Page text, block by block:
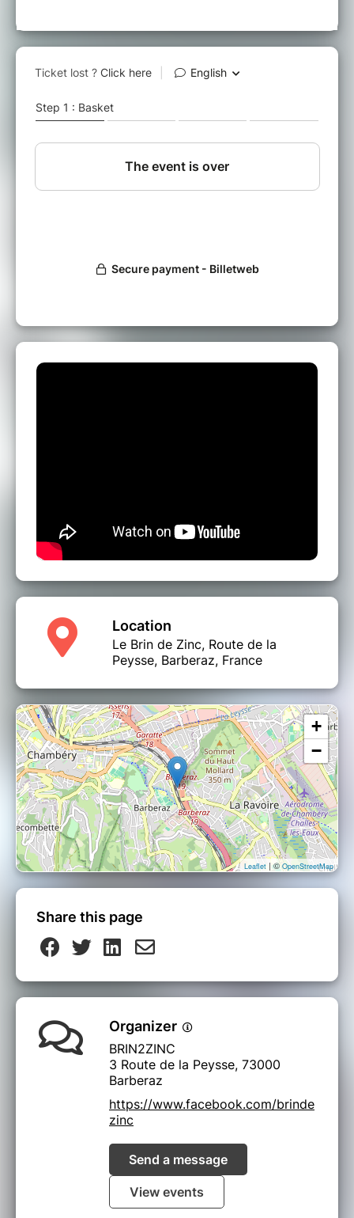
vous invitent à venir costumé.e.s (dark, pagan,
witch, médiéval, viking…), si vous en avez
ᚠ EIHWAR (Viking War Trance)
Le « Carpenter Brut de la musique viking » !
Déjà annoncé au Hellfest et signé par Season
festivals. Et pour cause, Eihwar, c’est le
ᚠ SOLVENTIS (Solar folk)
En solo (voix/guitare/electro), Sol véhicule le
Saturne & Valfeu présenteront une
performance courte et inédite en début de
soirée, laquelle mettra en scène les talents de
folk acoustique.
➙ Écoutez “Raidho” :
https://youtu.be/Bgk_cxtbZoI
ᚠ MIX PAGAN & VIKING avec LE FAUNE
DJ set mené par “Le Faune” (de Saturne &
Valfeu), inspiré par Danheim, Heilung et
Wardruna.
ᚠ TIRAGE DES RUNES & TAROTS
Comme le veut la tradition de La Nuit des
Sorcières, Saturne tirera (à prix libre) les runes
ou les tarots à quelques chanceux et
chanceuses avant les concerts, dans la limite
des rares places disponibles (en général 5 à 6
places). L’entrée à la soirée ne garantit pas un
tirage. Si vous êtes volontaire, signalez-le en
arrivant à l’entrée. :)
ᛉ PARTENAIRES ᛉ
Obsküre Magazine :
Location
Le Brin de Zinc, Route de la
Peysse, Barberaz, France
+
−
Leaflet | ©OpenStreetMap
Share this page
Organizer
BRIN2ZINC
3 Route de la Peysse, 73000
Barberaz
https://www.facebook.com/brinde
zinc
Send a message
View events